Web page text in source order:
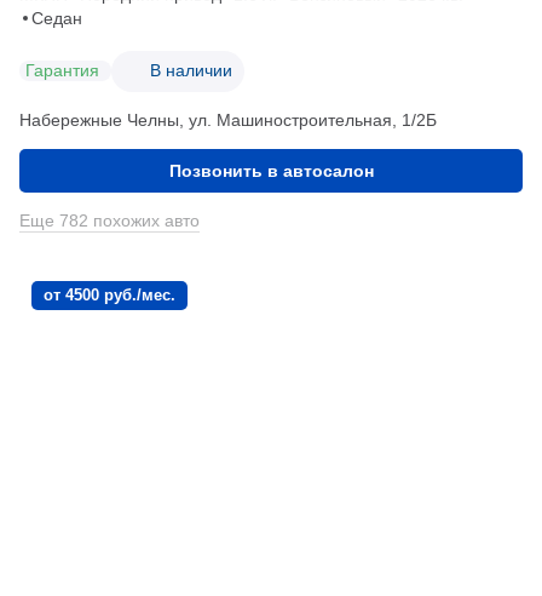
Седан
Гарантия В наличии
Набережные Челны, ул. Машиностроительная, 1/2Б
Позвонить в автосалон
Еще 782 похожих авто
от 4500 руб./мес.